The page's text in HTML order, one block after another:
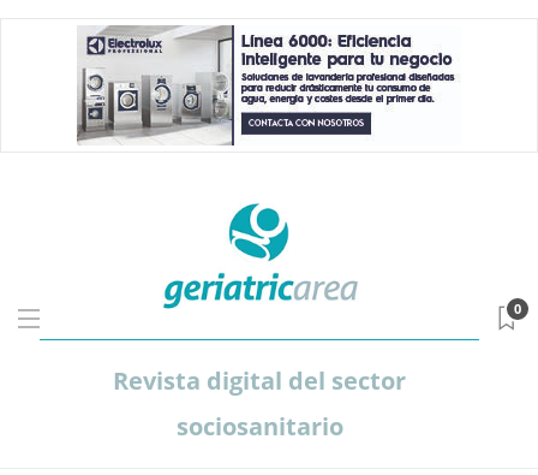
Revista digital del sector
sociosanitario
0